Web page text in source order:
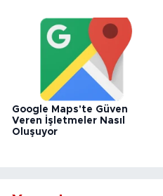
Google Maps'te Güven
Veren İşletmeler Nasıl
Oluşuyor